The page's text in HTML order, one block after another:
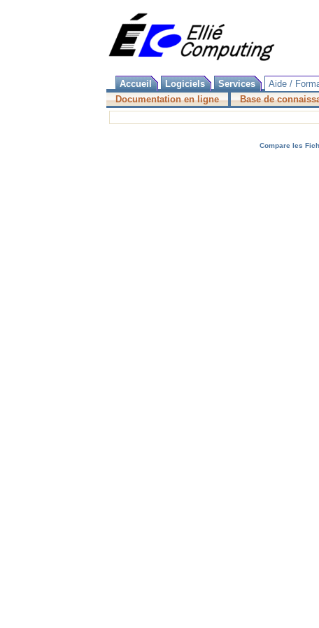
Accueil Logiciels Services Aide /
Documentation en ligne
Base de
Compare les